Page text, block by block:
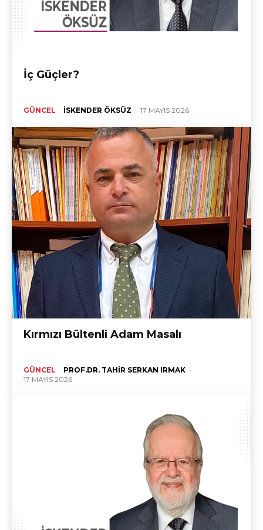
İç Güçler?
GÜNCEL İSKENDER ÖKSÜZ - 17 MAYIS 2026
Kırmızı Bültenli Adam Masalı
GÜNCEL PROF.DR. TAHIR SERKAN IRMAK -
17 MAYIS 2026